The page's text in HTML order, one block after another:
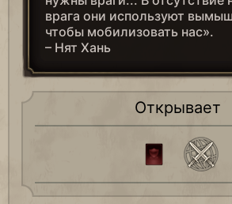
врага они используют
чтобы мобилизовать нас».
– Нят Хань
Открывает